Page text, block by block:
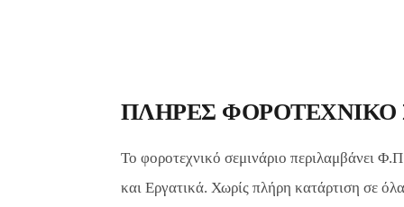
ΠΛΗΡΕΣ ΦΟΡΟΤΕΧΝΙΚΟ
Το φοροτεχνικό σεμινάριο περιλαμβάνει
και Εργατικά. Χωρίς πλήρη κατάρτιση σε